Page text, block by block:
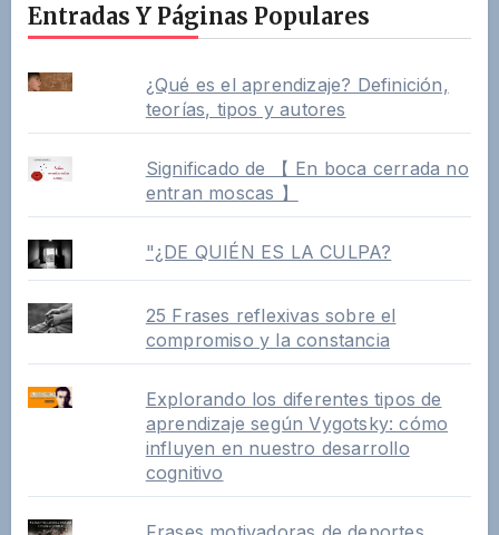
Entradas Y Páginas Populares
¿Qué es el aprendizaje? Definición,
teorías, tipos y autores
Significado de 【 En boca cerrada no
entran moscas 】
"¿DE QUIÉN ES LA CULPA?
25 Frases reflexivas sobre el
compromiso y la constancia
Explorando los diferentes tipos de
aprendizaje según Vygotsky: cómo
influyen en nuestro desarrollo
cognitivo